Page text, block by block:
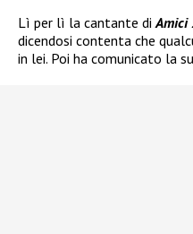
Lì per lì la cantante diAmici
dicendosi contenta che
in lei. Poi ha comunicato la